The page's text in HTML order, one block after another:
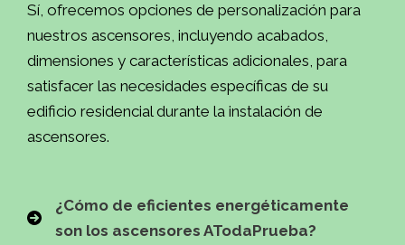
Sí, ofrecemos opciones de personalización para
nuestros ascensores, incluyendo acabados,
dimensiones y características adicionales, para
satisfacer las necesidades específicas de su
edificio residencial durante la instalación de
ascensores.
¿Cómo de eficientes energéticamente
son los ascensores ATodaPrueba?